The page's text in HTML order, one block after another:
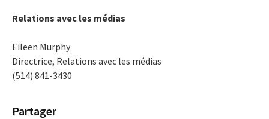
Relations avec les médias
Eileen Murphy
Directrice, Relations avec les médias
(514) 841-3430
Partager